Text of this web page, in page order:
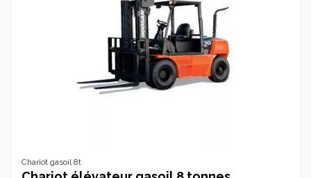
Chariot gasoil 8t